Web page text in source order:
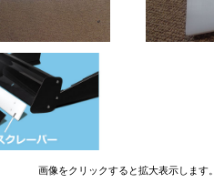
画像をクリックすると拡大表示します。